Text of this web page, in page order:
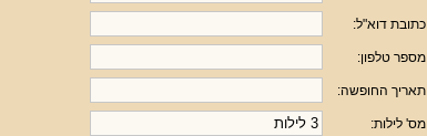
כתובת דוא"ל:
מספר טלפון:
תאריך החופשה:
מס' לילות: